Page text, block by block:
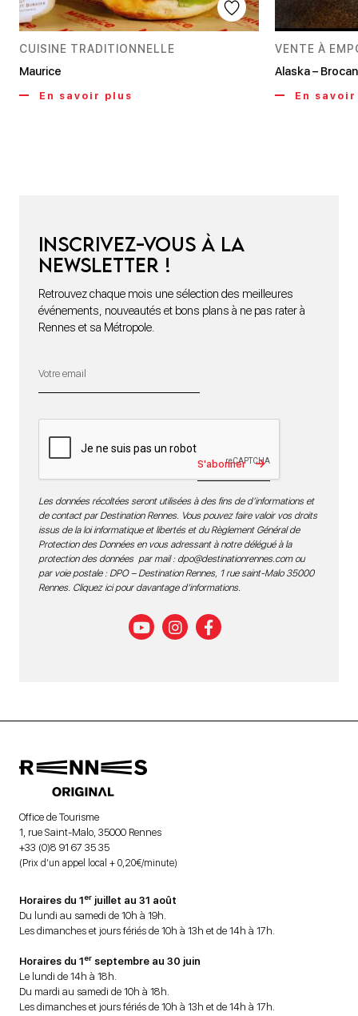
CUISINE TRADITIONNELLE
Maurice
En savoir plus
VENTE À
Alaska –
En
Inscrivez-vous à la
newsletter !
Retrouvez chaque mois une sélection des meilleures
événements, nouveautés et bons plans à ne pas rater à
Rennes et sa Métropole.
S'abonner
Les données récoltées seront utilisées à des fins de d’informations et
de contact par Destination Rennes. Vous pouvez faire valoir vos droits
issus de la loi informatique et libertés et du Règlement Général de
Protection des Données en vous adressant à notre délégué à la
protection des données par mail : dpo@destinationrennes.comou
par voie postale : DPO – Destination Rennes, 1 rue saint-Malo 35000
Rennes. Cliquez ici pour davantage d’informations.
Office de Tourisme
1, rue Saint-Malo, 35000 Rennes
+33 (0)8 91 67 35 35
(Prix d’un appel local + 0,20€/minute)
Horaires du 1er juillet au 31 août
Du lundi au samedi de 10h à 19h.
Les dimanches et jours fériés de 10h à 13h et de 14h à 17h.
Horaires du 1er septembre au 30 juin
Le lundi de 14h à 18h.
Du mardi au samedi de 10h à 18h.
Les dimanches et jours fériés de 10h à 13h et de 14h à 17h.